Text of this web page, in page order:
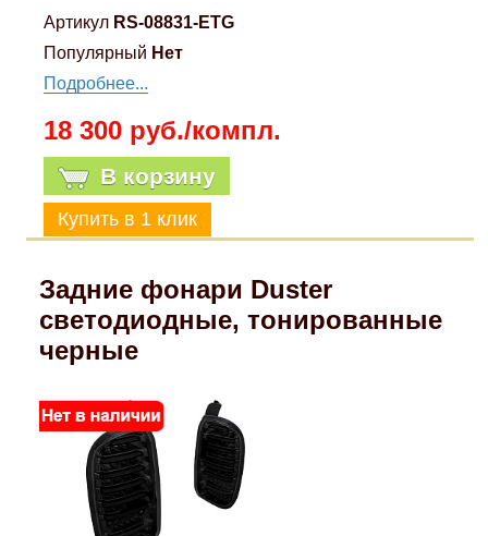
Артикул RS-08831-ETG
Популярный Нет
Подробнее...
18 300 руб./компл.
В корзину
Задние фонари Duster
светодиодные, тонированные
черные
Volkswagen
УАЗ
Дополнительные товары